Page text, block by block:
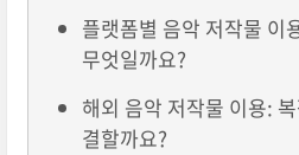
플랫폼별 음악 저작물 이
무엇일까요?
해외 음악 저작물 이용:
결할까요?